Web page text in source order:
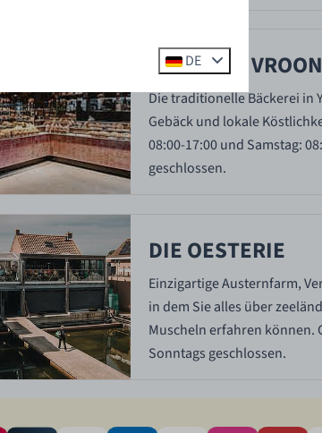
BÄCKEREI
Die traditionelle Bäckerei in
Gebäck und lokale
08:00-17:00 und Samstag:
geschlossen.
DIE OESTERIE
Einzigartige Austernfarm,
in dem Sie alles über
Muscheln erfahren können.
Sonntags geschlossen.
DE